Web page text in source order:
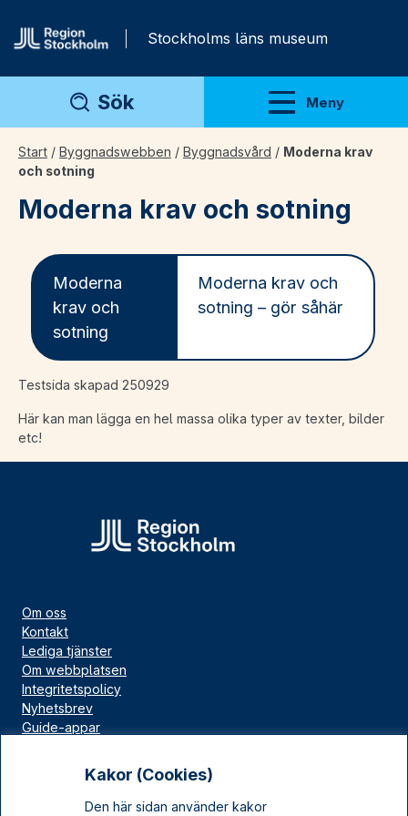
Kakor (Cookies)
Den här sidan använder kakor
Stockholms läns museum
Sök Meny
Visa meny
Start / Byggnadswebben / Byggnadsvård / Moderna krav
och sotning
Moderna krav och sotning
Moderna
krav och
sotning
Moderna krav och
sotning – gör såhär
Testsida skapad 250929
Här kan man lägga en hel massa olika typer av texter, bilder
etc!
Om oss
Kontakt
Lediga tjänster
Om webbplatsen
Integritetspolicy
Nyhetsbrev
Guide-appar
Kulturarv Stockholm